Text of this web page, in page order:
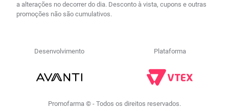
a alterações no decorrer do dia. Desconto à vista, cupons e outras
promoções não são cumulativos.
Desenvolvimento Plataforma
Promofarma © - Todos os direitos reservados.